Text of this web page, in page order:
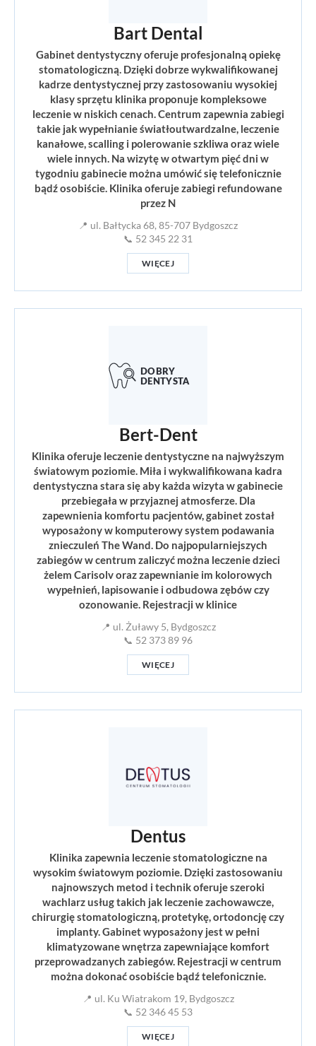
Bart Dental
Gabinet dentystyczny oferuje profesjonalną opiekę
stomatologiczną. Dzięki dobrze wykwalifikowanej
kadrze dentystycznej przy zastosowaniu wysokiej
klasy sprzętu klinika proponuje kompleksowe
leczenie w niskich cenach. Centrum zapewnia zabiegi
takie jak wypełnianie światłoutwardzalne, leczenie
kanałowe, scalling i polerowanie szkliwa oraz wiele
wiele innych. Na wizytę w otwartym pięć dni w
tygodniu gabinecie można umówić się telefonicznie
bądź osobiście. Klinika oferuje zabiegi refundowane
przez N
📍 ul. Bałtycka 68, 85-707 Bydgoszcz
📞 52 345 22 31
WIĘCEJ
Bert-Dent
Klinika oferuje leczenie dentystyczne na najwyższym
światowym poziomie. Miła i wykwalifikowana kadra
dentystyczna stara się aby każda wizyta w gabinecie
przebiegała w przyjaznej atmosferze. Dla
zapewnienia komfortu pacjentów, gabinet został
wyposażony w komputerowy system podawania
znieczuleń The Wand. Do najpopularniejszych
zabiegów w centrum zaliczyć można leczenie dzieci
żelem Carisolv oraz zapewnianie im kolorowych
wypełnień, lapisowanie i odbudowa zębów czy
ozonowanie. Rejestracji w klinice
📍 ul. Żuławy 5, Bydgoszcz
📞 52 373 89 96
WIĘCEJ
Dentus
Klinika zapewnia leczenie stomatologiczne na
wysokim światowym poziomie. Dzięki zastosowaniu
najnowszych metod i technik oferuje szeroki
wachlarz usług takich jak leczenie zachowawcze,
chirurgię stomatologiczną, protetykę, ortodoncję czy
implanty. Gabinet wyposażony jest w pełni
klimatyzowane wnętrza zapewniające komfort
przeprowadzanych zabiegów. Rejestracji w centrum
można dokonać osobiście bądź telefonicznie.
📍 ul. Ku Wiatrakom 19, Bydgoszcz
📞 52 346 45 53
WIĘCEJ